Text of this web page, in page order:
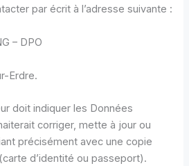
par écrit à l’adresse suivante :
– DPO
Erdre.
doit indiquer les Données
corriger, mette à jour ou
précisément avec une copie
d’identité ou passeport).